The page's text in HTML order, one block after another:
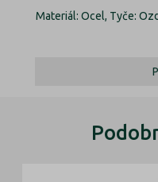
Materiál: Ocel, Tyče: